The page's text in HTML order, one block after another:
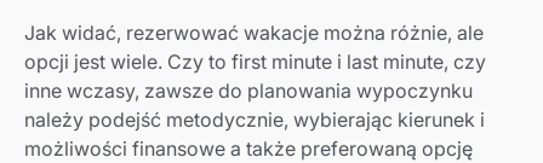
Jak widać, rezerwować wakacje można różnie, ale
opcji jest wiele. Czy to first minute i last minute, czy
inne wczasy, zawsze do planowania wypoczynku
należy podejść metodycznie, wybierając kierunek i
możliwości finansowe a także preferowaną opcję